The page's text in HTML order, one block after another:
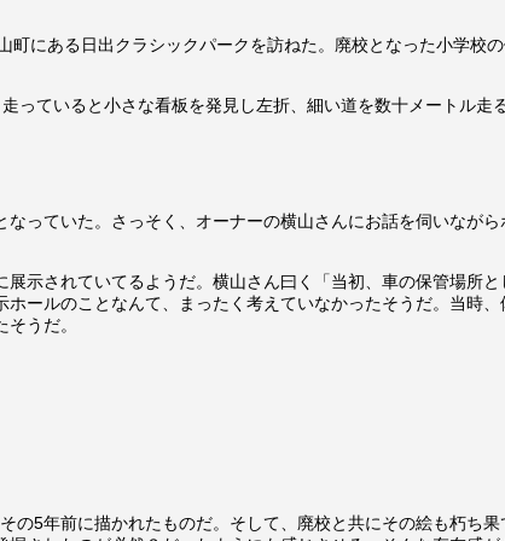
町にある日出クラシックパークを訪ねた。廃校となった小学校
ていると小さな看板を発見し左折、細い道を数十メートル走
っていた。さっそく、オーナーの横山さんにお話を伺いなが
示されていてるようだ。横山さん曰く「当初、車の保管場所
ールのことなんて、まったく考えていなかったそうだ。当時
うだ。
5年前に描かれたものだ。そして、廃校と共にその絵も朽ち